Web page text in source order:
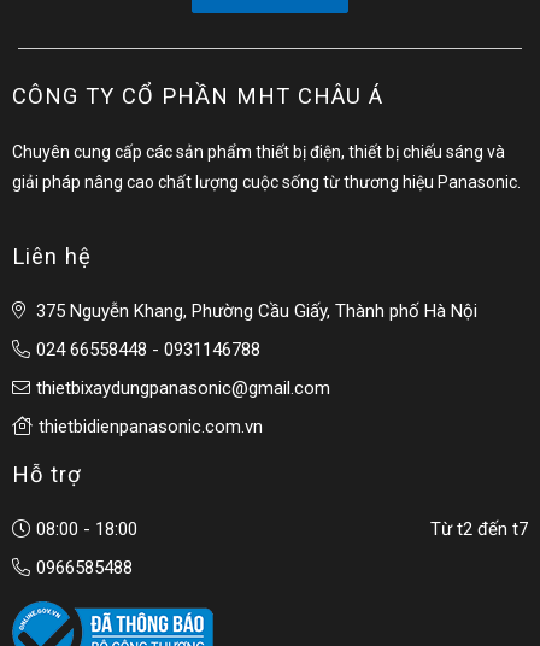
CÔNG TY CỔ PHẦN MHT CHÂU Á
Chuyên cung cấp các sản phẩm thiết bị điện, thiết bị chiếu sáng và
giải pháp nâng cao chất lượng cuộc sống từ thương hiệu Panasonic.
Liên hệ
375 Nguyễn Khang, Phường Cầu Giấy, Thành phố Hà Nội
024 66558448 - 0931146788
thietbixaydungpanasonic@gmail.com
thietbidienpanasonic.com.vn
Hỗ trợ
08:00 - 18:00
Từ t2 đến t7
0966585488